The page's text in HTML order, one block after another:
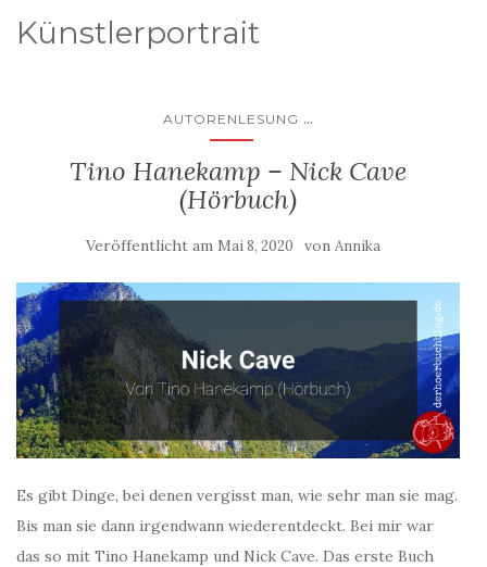
Künstlerportrait
AUTORENLESUNG ...
Tino Hanekamp – Nick Cave
(Hörbuch)
Veröffentlicht am Mai 8, 2020 von Annika
Es gibt Dinge, bei denen vergisst man, wie sehr man sie mag.
Bis man sie dann irgendwann wiederentdeckt. Bei mir war
das so mit Tino Hanekamp und Nick Cave. Das erste Buch